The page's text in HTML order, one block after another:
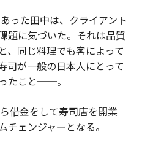
った田中は、クライアント
題に気づいた。それは品質
、同じ料理でも客によって
司が一般の日本人にとって
たこと──。
借金をして寿司店を開業
チェンジャーとなる。